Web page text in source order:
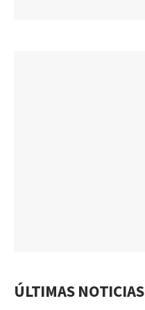
ÚLTIMAS NOTICIAS